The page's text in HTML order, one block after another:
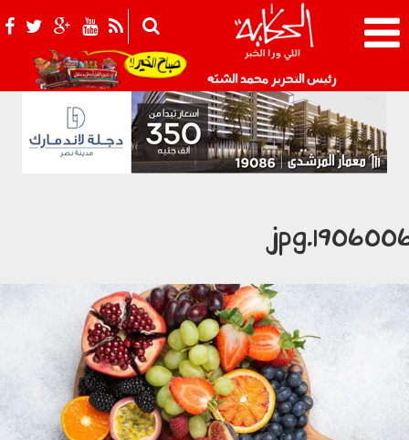
رئيس التحرير محمد الشبّه 021_2.png